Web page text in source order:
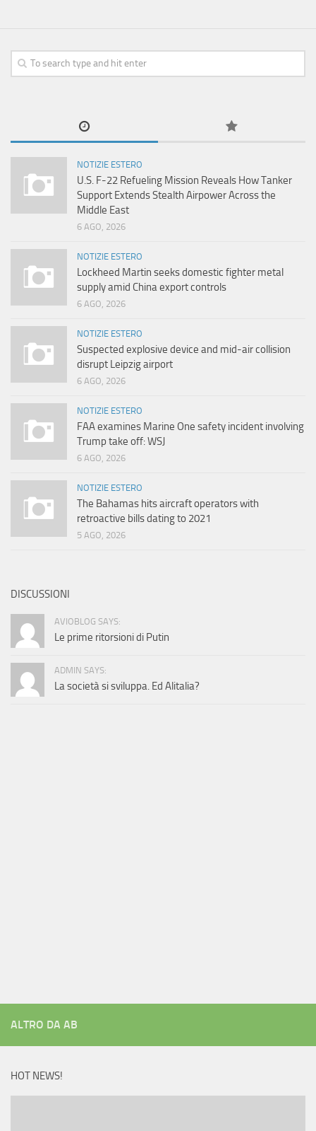
NOTIZIE ESTERO
U.S. F-22 Refueling Mission Reveals How Tanker
Support Extends Stealth Airpower Across the
Middle East
6 AGO, 2026
NOTIZIE ESTERO
Lockheed Martin seeks domestic fighter metal
supply amid China export controls
6 AGO, 2026
NOTIZIE ESTERO
Suspected explosive device and mid-air collision
disrupt Leipzig airport
6 AGO, 2026
NOTIZIE ESTERO
FAA examines Marine One safety incident involving
Trump take off: WSJ
6 AGO, 2026
NOTIZIE ESTERO
The Bahamas hits aircraft operators with
retroactive bills dating to 2021
5 AGO, 2026
DISCUSSIONI
AVIOBLOG SAYS:
Le prime ritorsioni di Putin
ADMIN SAYS:
La società si sviluppa. Ed Alitalia?
ALTRO DA AB
HOT NEWS!